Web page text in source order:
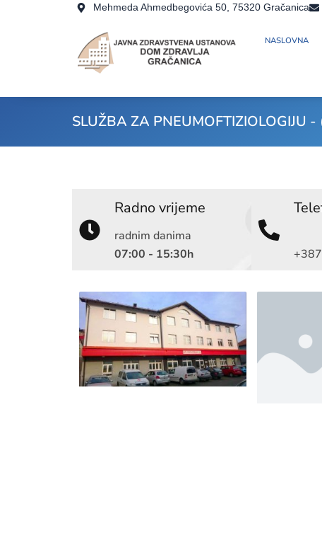
Mehmeda Ahmedbegovića 50, 75320 Gračanica
NASLOVNA
SLUŽBA ZA PNEUMOFTIZIOLOGIJU
Radno vrijeme
radnim danima
07:00 - 15:30h